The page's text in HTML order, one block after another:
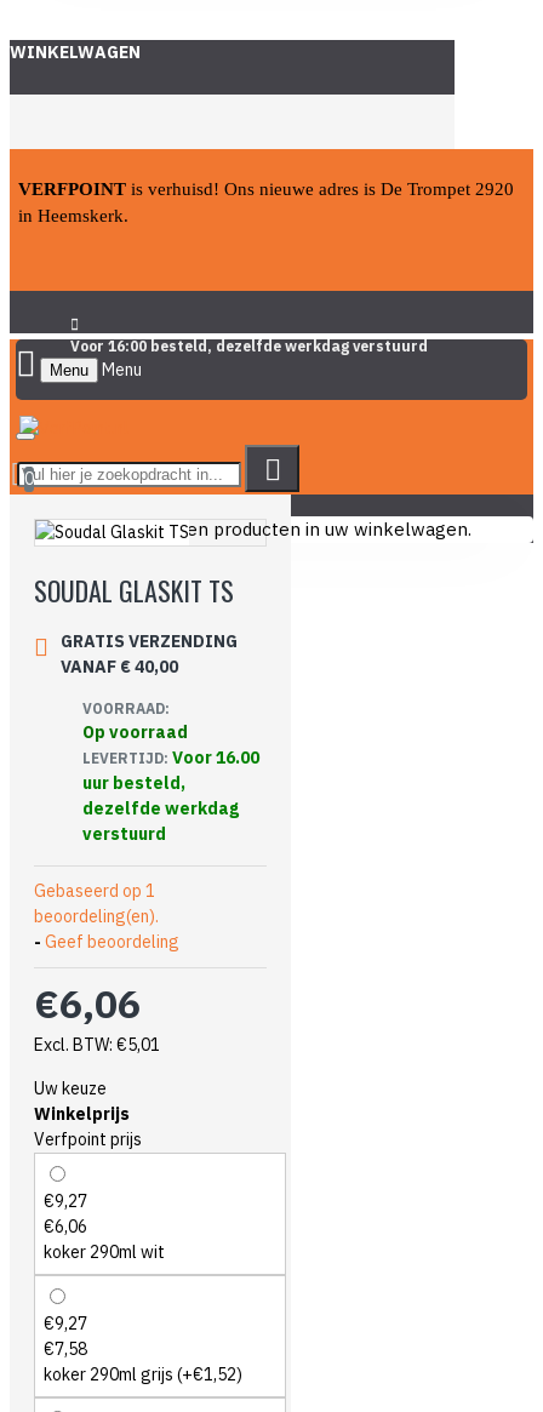
WINKELWAGEN
VERFPOINT is verhuisd! Ons nieuwe adres is De Trompet 2920
in Heemskerk.
Voor 16:00 besteld, dezelfde werkdag verstuurd
Menu
0
U heeft nog geen producten in uw winkelwagen.
SOUDAL GLASKIT TS
GRATIS VERZENDING
VANAF € 40,00
VOORRAAD:
Op voorraad
LEVERTIJD: Voor 16.00
uur besteld,
dezelfde werkdag
verstuurd
Gebaseerd op 1
beoordeling(en).
- Geef beoordeling
€6,06
Excl. BTW: €5,01
Uw keuze
Winkelprijs
Verfpoint prijs
€9,27
€6,06
koker 290ml wit
€9,27
€7,58
koker 290ml grijs (+€1,52)